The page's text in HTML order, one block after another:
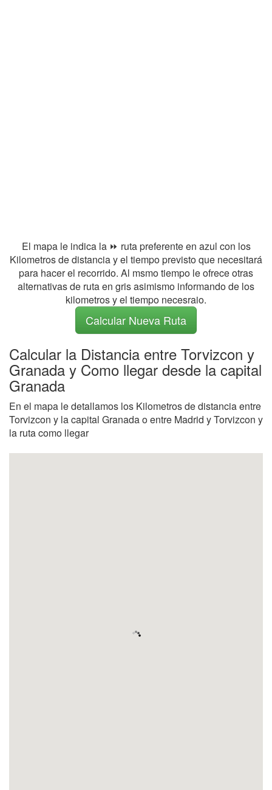
El mapa le indica la ⏩ ruta preferente en azul con los
Kilometros de distancia y el tiempo previsto que necesitará
para hacer el recorrido. Al msmo tiempo le ofrece otras
alternativas de ruta en gris asimismo informando de los
kilometros y el tiempo necesraio.
Calcular Nueva Ruta
Calcular la Distancia entre Torvizcon y
Granada y Como llegar desde la capital
Granada
En el mapa le detallamos los Kilometros de distancia entre
Torvizcon y la capital Granada o entre Madrid y Torvizcon y
la ruta como llegar